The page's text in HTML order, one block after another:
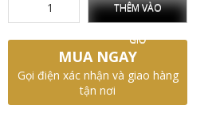
THÊM VÀO
GIỎ
MUA NGAY
Gọi điện xác nhận và giao hàng
tận nơi